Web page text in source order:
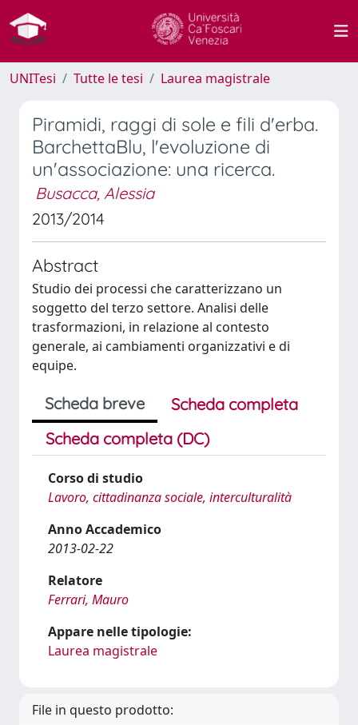
UNITesi Tutte le tesi Laurea magistrale
Piramidi, raggi di sole e fili d'erba.
BarchettaBlu, l'evoluzione di
un'associazione: una ricerca.
Busacca, Alessia
2013/2014
Abstract
Studio dei processi che caratterizzano un
soggetto del terzo settore. Analisi delle
trasformazioni, in relazione al contesto
generale, ai cambiamenti organizzativi e di
equipe.
Scheda breve
Scheda completa
Scheda completa (DC)
Corso di studio
Lavoro, cittadinanza sociale, interculturalità
Anno Accademico
2013-02-22
Relatore
Ferrari, Mauro
Appare nelle tipologie:
Laurea magistrale
File in questo prodotto: